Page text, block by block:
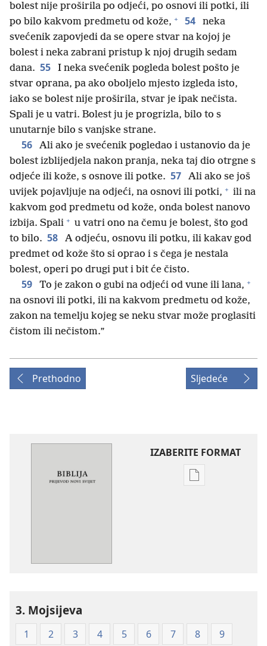
bolest nije proširila po odjeći, po osnovi ili potki, ili
po bilo kakvom predmetu od kože, + 54
neka
svećenik zapovjedi da se opere stvar na kojoj je
bolest i neka zabrani pristup k njoj drugih sedam
dana. 55
I neka svećenik pogleda bolest pošto je
stvar oprana, pa ako oboljelo mjesto izgleda isto,
iako se bolest nije proširila, stvar je ipak nečista.
Spali je u vatri. Bolest ju je progrizla, bilo to s
unutarnje bilo s vanjske strane.
56
Ali ako je svećenik pogledao i ustanovio da je
bolest izblijedjela nakon pranja, neka taj dio otrgne s
odjeće ili kože, s osnove ili potke. 57
Ali ako se još
uvijek pojavljuje na odjeći, na osnovi ili potki, + ili na
kakvom god predmetu od kože, onda bolest nanovo
izbija. Spali + u vatri ono na čemu je bolest, što god
to bilo. 58
A odjeću, osnovu ili potku, ili kakav god
predmet od kože što si oprao i s čega je nestala
bolest, operi po drugi put i bit će čisto.
59 To je zakon o gubi na odjeći od vune ili lana, +
na osnovi ili potki, ili na kakvom predmetu od kože,
zakon na temelju kojeg se neku stvar može proglasiti
čistom ili nečistom.”
Prethodno Sljedeće
IZABERITE FORMAT
Postavke
korice)
3. Mojsijeva
1 2 3 4 5 6 7 8
9